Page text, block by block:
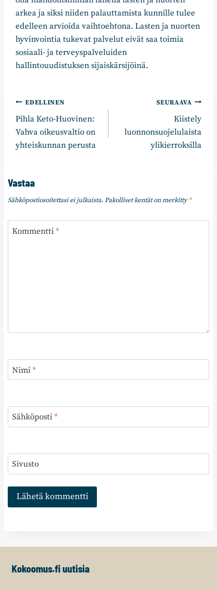
arkea ja siksi niiden palauttamista kunnille tulee
edelleen arvioida vaihtoehtona. Lasten ja nuorten
hyvinvointia tukevat palvelut eivät saa toimia
sosiaali- ja terveyspalveluiden
hallintouudistuksen sijaiskärsijöinä.
Artikkelien
selaus
EDELLINEN
Pihla Keto-Huovinen:
Vahva oikeusvaltio on
yhteiskunnan perusta
SEURAAVA
Kiistely
luonnonsuojelulaista
ylikierroksilla
Vastaa
Sähköpostiosoitettasi ei julkaista. Pakolliset kentät on merkitty*
Kommentti*
Nimi*
Sähköposti*
Sivusto
Kokoomus.fi uutisia